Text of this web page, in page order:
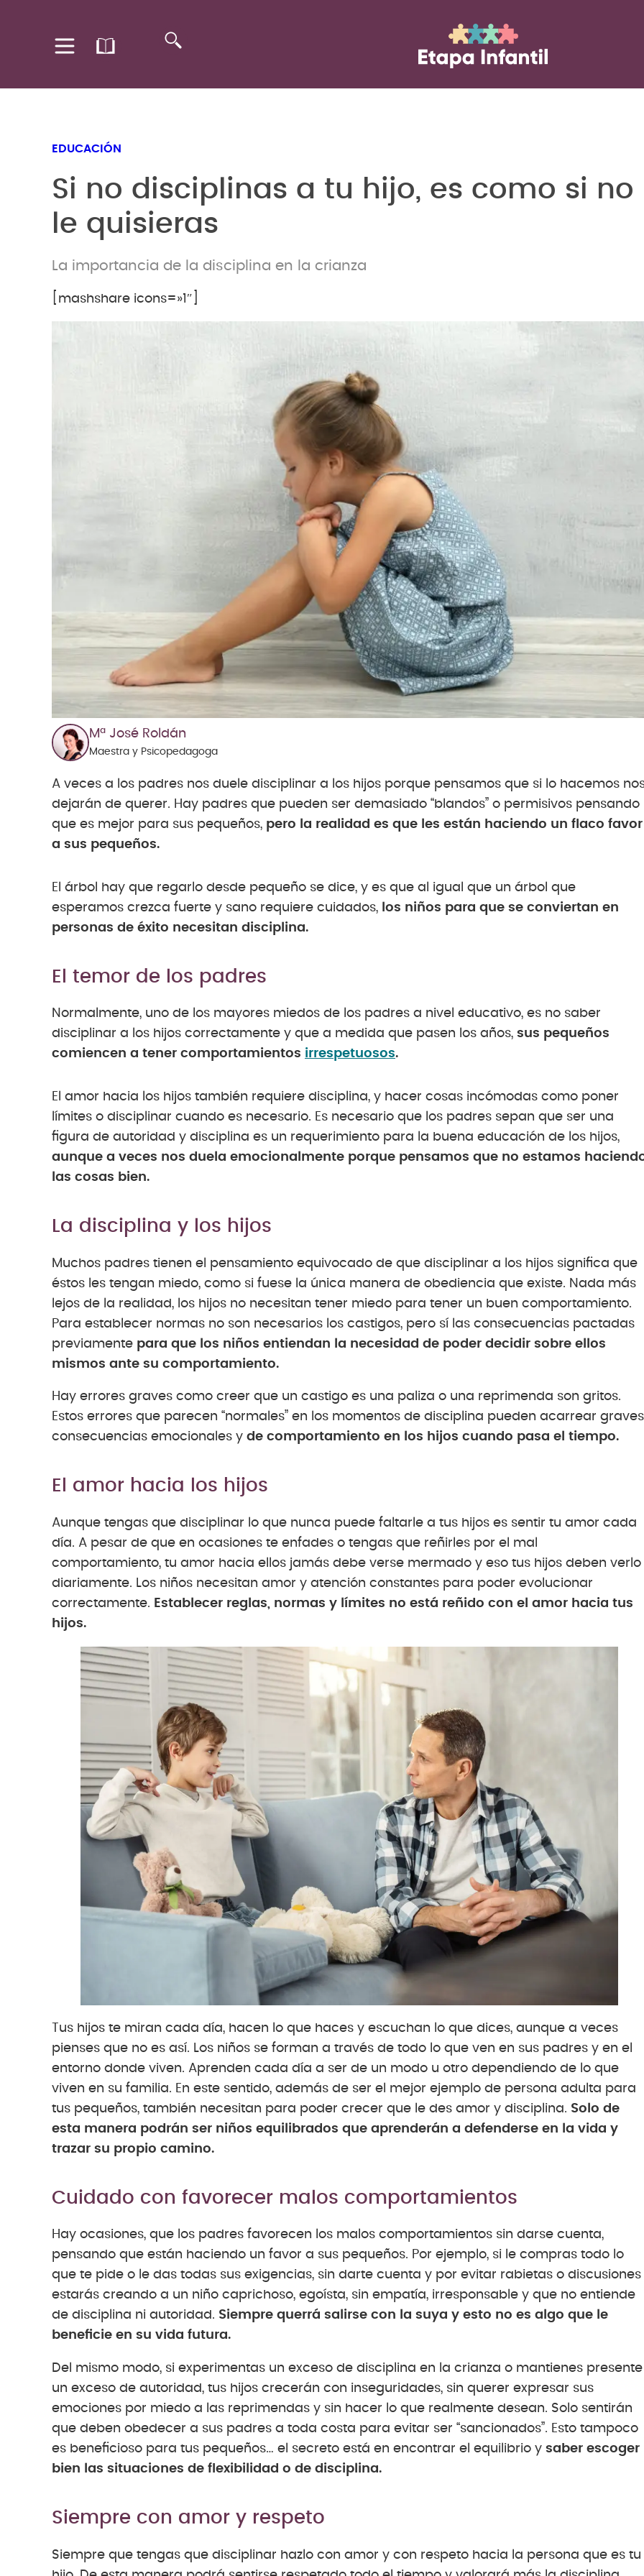
EDUCACIÓN
Si no disciplinas a tu hijo, es como si no
le quisieras
La importancia de la disciplina en la crianza
[mashshare icons=»1″]
Mª José Roldán
Maestra y Psicopedagoga
A veces a los padres nos duele disciplinar a los hijos porque pensamos que si lo hacemos
dejarán de querer. Hay padres que pueden ser demasiado “blandos” o permisivos pensando
que es mejor para sus pequeños, pero la realidad es que les están haciendo un flaco favor
a sus pequeños.
El árbol hay que regarlo desde pequeño se dice, y es que al igual que un árbol que
esperamos crezca fuerte y sano requiere cuidados, los niños para que se conviertan en
personas de éxito necesitan disciplina.
El temor de los padres
Normalmente, uno de los mayores miedos de los padres a nivel educativo, es no saber
disciplinar a los hijos correctamente y que a medida que pasen los años, sus pequeños
comiencen a tener comportamientos irrespetuosos.
El amor hacia los hijos también requiere disciplina, y hacer cosas incómodas como poner
límites o disciplinar cuando es necesario. Es necesario que los padres sepan que ser una
figura de autoridad y disciplina es un requerimiento para la buena educación de los hijos,
aunque a veces nos duela emocionalmente porque pensamos que no estamos
las cosas bien.
La disciplina y los hijos
Muchos padres tienen el pensamiento equivocado de que disciplinar a los hijos significa que
éstos les tengan miedo, como si fuese la única manera de obediencia que existe. Nada más
lejos de la realidad, los hijos no necesitan tener miedo para tener un buen comportamiento.
Para establecer normas no son necesarios los castigos, pero sí las consecuencias pactadas
previamente para que los niños entiendan la necesidad de poder decidir sobre ellos
mismos ante su comportamiento.
Hay errores graves como creer que un castigo es una paliza o una reprimenda son gritos.
Estos errores que parecen “normales” en los momentos de disciplina pueden acarrear graves
consecuencias emocionales y de comportamiento en los hijos cuando pasa el tiempo.
El amor hacia los hijos
Aunque tengas que disciplinar lo que nunca puede faltarle a tus hijos es sentir tu amor cada
día. A pesar de que en ocasiones te enfades o tengas que reñirles por el mal
comportamiento, tu amor hacia ellos jamás debe verse mermado y eso tus hijos deben verlo
diariamente. Los niños necesitan amor y atención constantes para poder evolucionar
correctamente. Establecer reglas, normas y límites no está reñido con el amor hacia tus
hijos.
Tus hijos te miran cada día, hacen lo que haces y escuchan lo que dices, aunque a veces
pienses que no es así. Los niños se forman a través de todo lo que ven en sus padres y en el
entorno donde viven. Aprenden cada día a ser de un modo u otro dependiendo de lo que
viven en su familia. En este sentido, además de ser el mejor ejemplo de persona adulta para
tus pequeños, también necesitan para poder crecer que le des amor y disciplina. Solo de
esta manera podrán ser niños equilibrados que aprenderán a defenderse en la vida y
trazar su propio camino.
Cuidado con favorecer malos comportamientos
Hay ocasiones, que los padres favorecen los malos comportamientos sin darse cuenta,
pensando que están haciendo un favor a sus pequeños. Por ejemplo, si le compras todo lo
que te pide o le das todas sus exigencias, sin darte cuenta y por evitar rabietas o discusiones
estarás creando a un niño caprichoso, egoísta, sin empatía, irresponsable y que no entiende
de disciplina ni autoridad. Siempre querrá salirse con la suya y esto no es algo que le
beneficie en su vida futura.
Del mismo modo, si experimentas un exceso de disciplina en la crianza o mantienes presente
un exceso de autoridad, tus hijos crecerán con inseguridades, sin querer expresar sus
emociones por miedo a las reprimendas y sin hacer lo que realmente desean. Solo sentirán
que deben obedecer a sus padres a toda costa para evitar ser “sancionados”. Esto tampoco
es beneficioso para tus pequeños… el secreto está en encontrar el equilibrio y saber escoger
bien las situaciones de flexibilidad o de disciplina.
Siempre con amor y respeto
Siempre que tengas que disciplinar hazlo con amor y con respeto hacia la persona que es tu